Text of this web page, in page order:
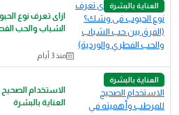
العناية بالبشرة
ازاى تعرف نوع
الشباب والحب
منذ 3 أيام
العناية بالبشرة
الاستخدام
العناية بالبشرة